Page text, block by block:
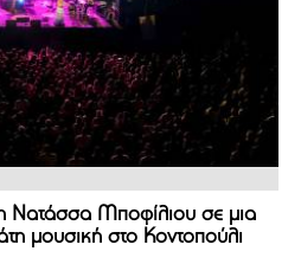
Νατάσσα Μποφίλιου σε μια
μουσική στο Κοντοπούλι